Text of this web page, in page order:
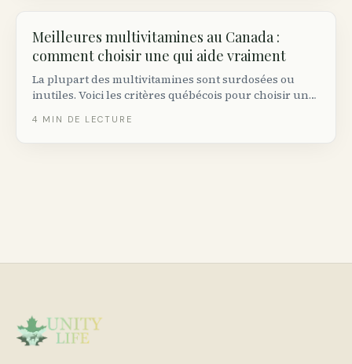
Meilleures multivitamines au Canada :
comment choisir une qui aide vraiment
La plupart des multivitamines sont surdosées ou
inutiles. Voici les critères québécois pour choisir une
4 MIN DE LECTURE